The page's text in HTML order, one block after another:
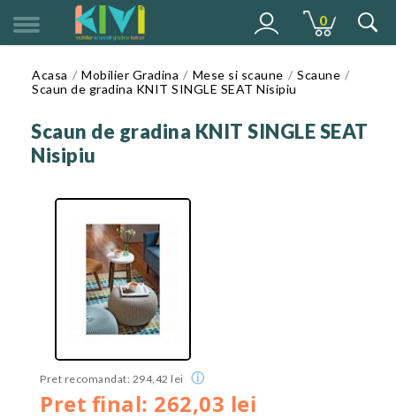
0
Acasa Mobilier Gradina Mese si scaune
Scaune
Scaun de gradina KNIT SINGLE SEAT Nisipiu
Scaun de gradina KNIT SINGLE SEAT
Nisipiu
Pret final: 262,03 lei
Pret recomandat: 294,42 lei ⓘ